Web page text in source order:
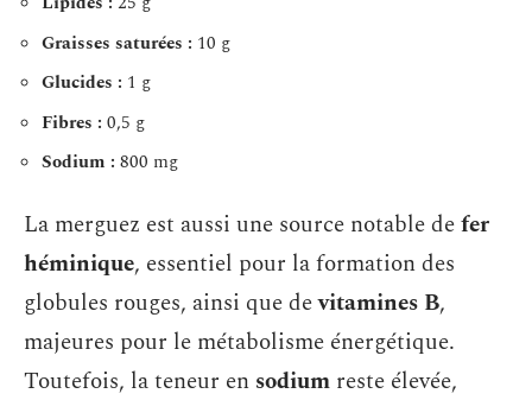
Graisses saturées : 10 g
Glucides : 1 g
Fibres : 0,5 g
Sodium : 800 mg
La merguez est aussi une source notable defer
héminique, essentiel pour la formation des
globules rouges, ainsi que devitamines B,
majeures pour le métabolisme énergétique.
Toutefois, la teneur en sodium reste élevée,